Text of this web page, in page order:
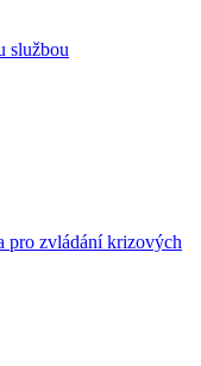
službou
pro zvládání krizových